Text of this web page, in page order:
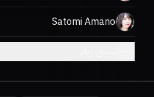
Satomi Amano